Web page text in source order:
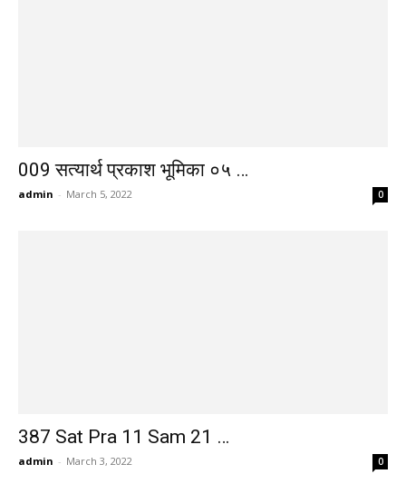
009 सत्यार्थ प्रकाश भूमिका ०५ …
admin - March 5, 2022 0
387 Sat Pra 11 Sam 21 …
admin - March 3, 2022 0